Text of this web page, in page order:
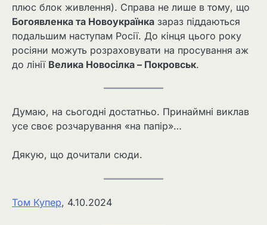
плюс блок живлення). Справа не лише в тому, що
Богоявленка та Новоукраїнка зараз піддаються
подальшим наступам Росії. До кінця цього року
росіяни можуть розраховувати на просування аж
до лінії Велика Новосілка – Покровськ.
Думаю, на сьогодні достатньо. Принаймні виклав
усе своє розчарування «на папір»…
Дякую, що дочитали сюди.
Том Купер, 4.10.2024